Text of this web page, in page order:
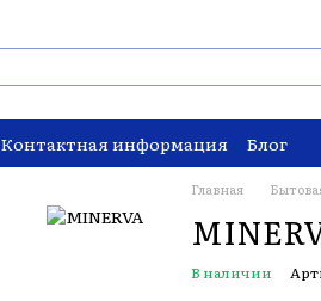
Контактная информация Блог
Главная
В наличии